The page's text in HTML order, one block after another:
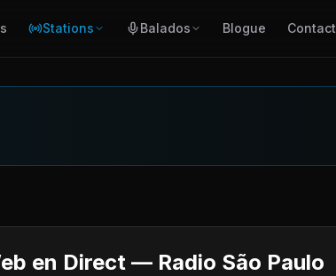
Stations Balados Blogue Contact
en Direct — Radio São Paulo